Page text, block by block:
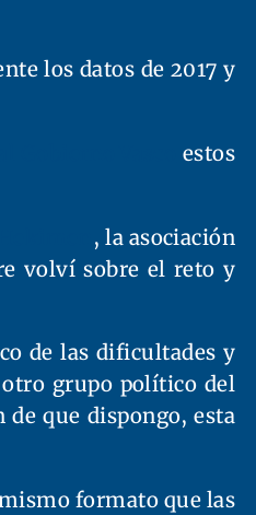
los datos de 2017 y
estos
, la asociación
volví sobre el reto y
de las dificultades y
otro grupo político del
que dispongo, esta
formato que las